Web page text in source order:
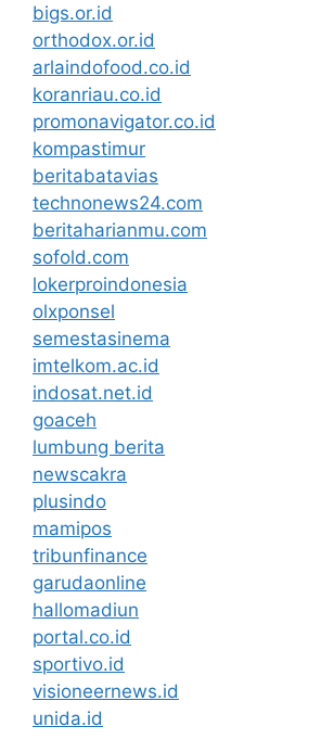
bigs.or.id
orthodox.or.id
arlaindofood.co.id
koranriau.co.id
promonavigator.co.id
kompastimur
beritabatavias
technonews24.com
beritaharianmu.com
sofold.com
lokerproindonesia
olxponsel
semestasinema
imtelkom.ac.id
indosat.net.id
goaceh
lumbung berita
newscakra
plusindo
mamipos
tribunfinance
garudaonline
hallomadiun
portal.co.id
sportivo.id
visioneernews.id
unida.id